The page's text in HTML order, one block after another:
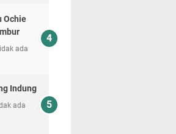
Ochie
ada
Indung
ada